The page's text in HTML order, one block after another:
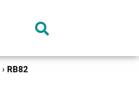
› RB82